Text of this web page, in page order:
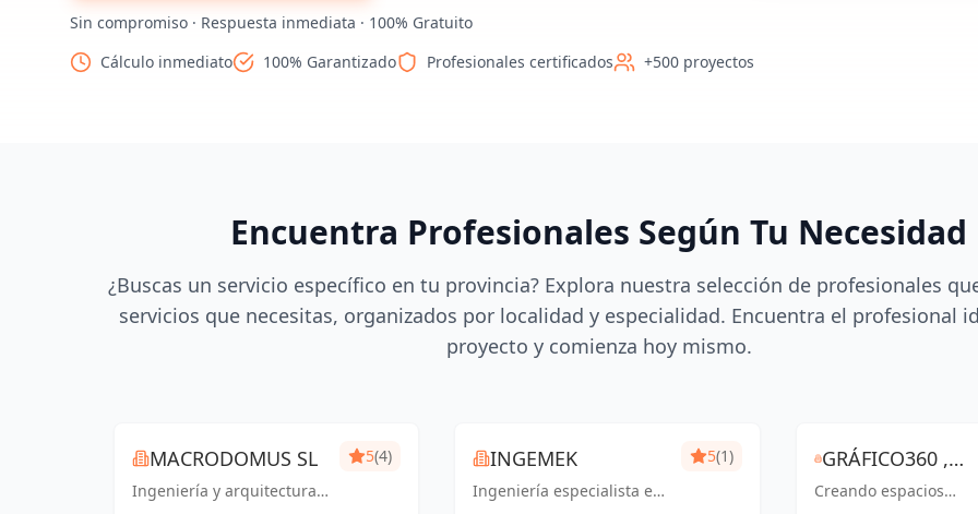
Sin compromiso · Respuesta inmediata · 100% Gratuito
Cálculo inmediato
100% Garantizado Profesionales certificados +500 proyectos
Encuentra Profesionales Según Tu Necesidad
¿Buscas un servicio específico en tu provincia? Explora nuestra selección de profesionales
servicios que necesitas, organizados por localidad y especialidad. Encuentra el profesional
proyecto y comienza hoy mismo.
MACRODOMUS SL
Ingeniería y arquitectura
5(4) INGEMEK
Ingeniería especialista en
5(1)
GRÁFICO360 ,
ESTUDIO
Creando espacios